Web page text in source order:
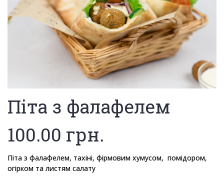
Піта з фалафелем
100.00 грн.
Піта з фалафелем, тахіні, фірмовим хумусом, помідором,
огірком та листям салату